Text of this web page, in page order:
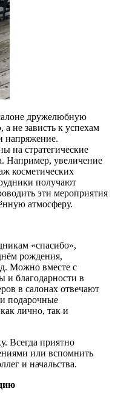
дружелюбную
не зависть к успехам
напряжение.
на стратегические
Например, увеличение
ж косметических
получают
эти мероприятия
нную атмосферу.
«спасибо»,
рождения,
Можно вместе с
и благодарности в
в салонах отвечают
подарочные
лично, так и
Всегда приятно
или вспомнить
и начальства.